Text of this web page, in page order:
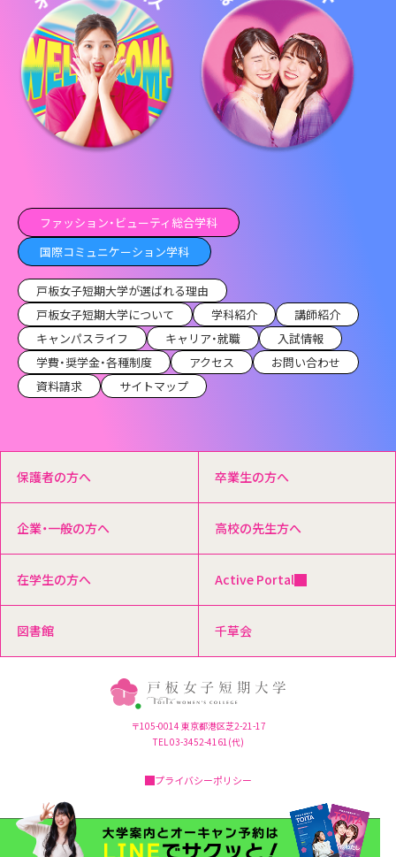
ファッション・ビューティ総合学科
国際コミュニケーション学科
戸板女子短期大学が選ばれる理由
戸板女子短期大学について
学科紹介
講師紹介
キャンパスライフ
キャリア・就職
入試情報
学費・奨学金・各種制度
アクセス
お問い合わせ
資料請求
サイトマップ
保護者の方へ 卒業生の方へ
企業・一般の方へ 高校の先生方へ
在学生の方へ Active Portal
図書館 千草会
〒105-0014 東京都港区芝2-21-17
TEL 03-3452-4161(代)
プライバシーポリシー
Copyright© Toita Women's College, All Rights Reserved.